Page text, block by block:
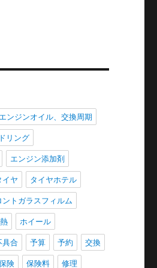
ンジンオイル、交換周期
リング
エンジン添加剤
イヤ タイヤホテル
ントガラスフィルム
ホイール
具合 予算 予約 交換
険 保険料 修理